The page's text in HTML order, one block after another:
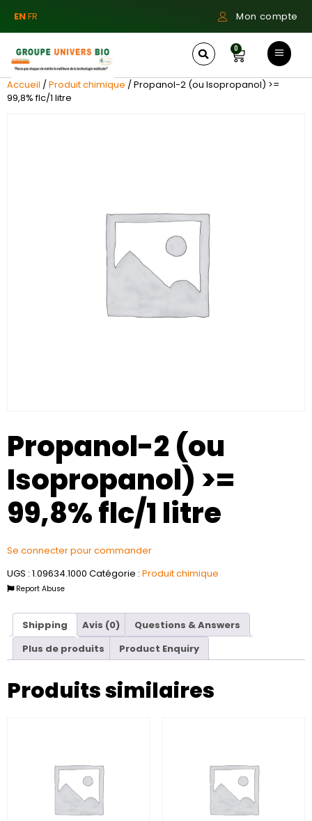
ENFR Mon compte
0
Accueil /Produit chimique / Propanol-2 (ou Isopropanol) >=
99,8% flc/1 litre
Propanol-2 (ou
Isopropanol) >=
99,8% flc/1 litre
Se connecter pour commander
UGS : 1.09634.1000 Catégorie : Produit chimique
Report Abuse
Shipping Avis (0)
Questions & Answers
Plus de produits
Product Enquiry
Produits similaires